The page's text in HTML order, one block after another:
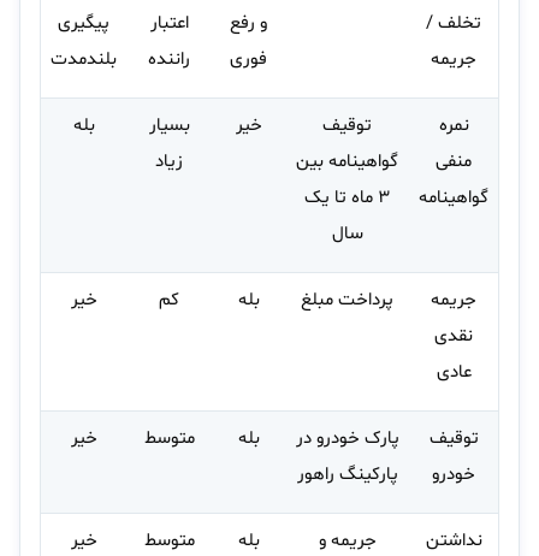
تخلف /
جریمه
و رفع
فوری
اعتبار
راننده
پیگیری
بلندمدت
نمره
منفی
گواهینامه
توقیف
گواهینامه بین
۳ ماه تا یک
سال
خیر
بسیار
زیاد
بله
جریمه
نقدی
عادی
پرداخت مبلغ بله کم خیر
توقیف
خودرو
پارک خودرو در
پارکینگ راهور
بله متوسط خیر
نداشتن
جریمه و
بله متوسط خیر